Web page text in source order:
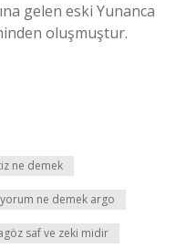
gelen eski Yunanca
oluşmuştur.
ne demek
ne demek argo
saf ve zeki midir